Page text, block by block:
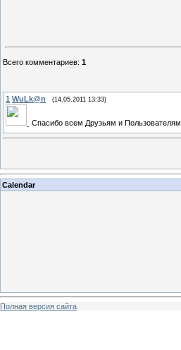
Всего комментариев: 1
1 WuLk@n (14.05.2011 13:33)
Спасибо всем Друзьям и Пользователям
Calendar
Полная версия сайта